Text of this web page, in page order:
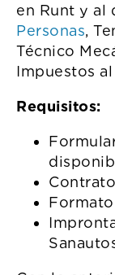
en Runt y al
Personas,
Técnico
Impuestos
Requisitos: